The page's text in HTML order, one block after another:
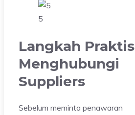
5
Langkah Praktis
Menghubungi
Suppliers
Sebelum meminta penawaran